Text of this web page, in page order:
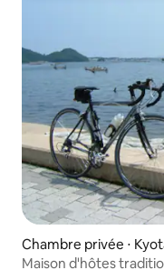
Chambre privée ⋅
Maison d'hôtes